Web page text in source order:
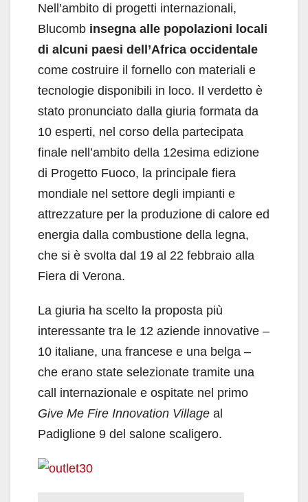
Nell’ambito di progetti internazionali,
Blucomb insegna alle popolazioni locali
di alcuni paesi dell’Africa occidentale
come costruire il fornello con materiali e
tecnologie disponibili in loco. Il verdetto è
stato pronunciato dalla giuria formata da
10 esperti, nel corso della partecipata
finale nell’ambito della 12esima edizione
di Progetto Fuoco, la principale fiera
mondiale nel settore degli impianti e
attrezzature per la produzione di calore ed
energia dalla combustione della legna,
che si è svolta dal 19 al 22 febbraio alla
Fiera di Verona.
La giuria ha scelto la proposta più
interessante tra le 12 aziende innovative –
10 italiane, una francese e una belga –
che erano state selezionate tramite una
call internazionale e ospitate nel primo
Give Me Fire Innovation Village al
Padiglione 9 del salone scaligero.